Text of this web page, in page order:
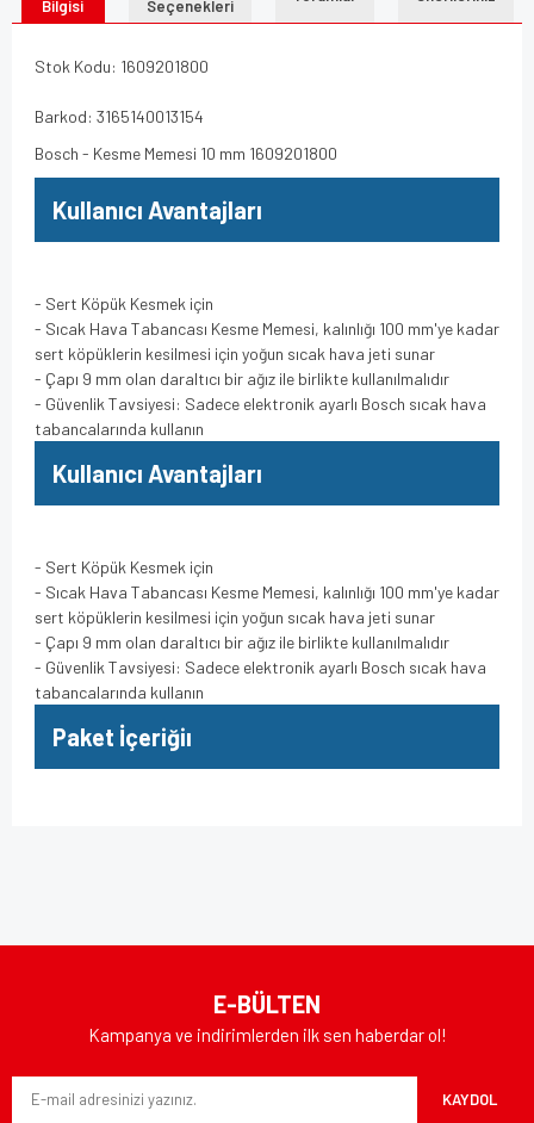
Bilgisi
Seçenekleri
Stok Kodu: 1609201800
Barkod: 3165140013154
Bosch - Kesme Memesi 10 mm 1609201800
Kullanıcı Avantajları
- Sert Köpük Kesmek için
- Sıcak Hava Tabancası Kesme Memesi, kalınlığı 100 mm'ye kadar
sert köpüklerin kesilmesi için yoğun sıcak hava jeti sunar
- Çapı 9 mm olan daraltıcı bir ağız ile birlikte kullanılmalıdır
- Güvenlik Tavsiyesi: Sadece elektronik ayarlı Bosch sıcak hava
tabancalarında kullanın
Kullanıcı Avantajları
- Sert Köpük Kesmek için
- Sıcak Hava Tabancası Kesme Memesi, kalınlığı 100 mm'ye kadar
sert köpüklerin kesilmesi için yoğun sıcak hava jeti sunar
- Çapı 9 mm olan daraltıcı bir ağız ile birlikte kullanılmalıdır
- Güvenlik Tavsiyesi: Sadece elektronik ayarlı Bosch sıcak hava
tabancalarında kullanın
Paket İçeriğiı
Ürün resmi kalitesiz, bozuk veya görüntülenemiyor.
Ürün açıklamasında eksik bilgiler bulunuyor.
Ürün fiyatı diğer sitelerden daha pahalı.
E-BÜLTEN
Kampanya ve indirimlerden ilk sen haberdar ol!
KAYDOL